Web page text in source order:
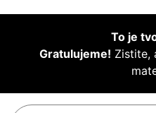
To je
Gratulujeme! Zistite,